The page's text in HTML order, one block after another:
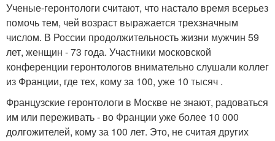
Ученые-геронтологи считают, что настало время всерьез
помочь тем, чей возраст выражается трехзначным
числом. В России продолжительность жизни мужчин 59
лет, женщин - 73 года. Участники московской
конференции геронтологов внимательно слушали коллег
из Франции, где тех, кому за 100, уже 10 тысяч .
Французские геронтологи в Москве не знают, радоваться
им или переживать - во Франции уже более 10 000
долгожителей, кому за 100 лет. Это, не считая других